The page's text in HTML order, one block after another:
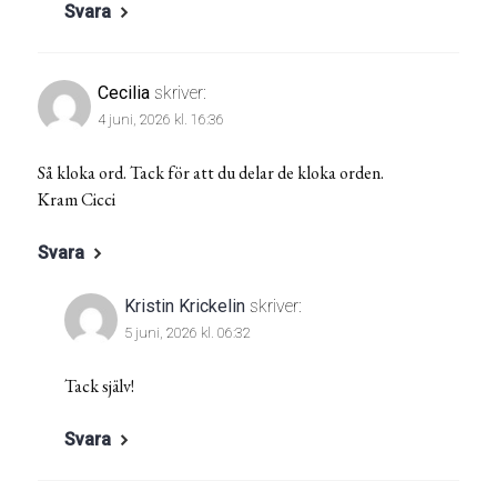
Svara
Cecilia skriver:
4 juni, 2026 kl. 16:36
Så kloka ord. Tack för att du delar de kloka orden.
Kram Cicci
Svara
Kristin Krickelin skriver:
5 juni, 2026 kl. 06:32
Tack själv!
Svara